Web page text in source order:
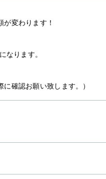
変わります！
ります。
確認お願い致します。）